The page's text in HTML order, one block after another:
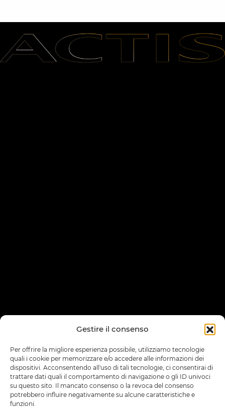
Gestire il consenso
Per offrire la migliore esperienza possibile, utilizziamo tecnologie
quali i cookie per memorizzare e/o accedere alle informazioni dei
dispositivi. Acconsentendo all'uso di tali tecnologie, ci consentirai di
trattare dati quali il comportamento di navigazione o gli ID univoci
su questo sito. Il mancato consenso o la revoca del consenso
potrebbero influire negativamente su alcune caratteristiche e
funzioni.